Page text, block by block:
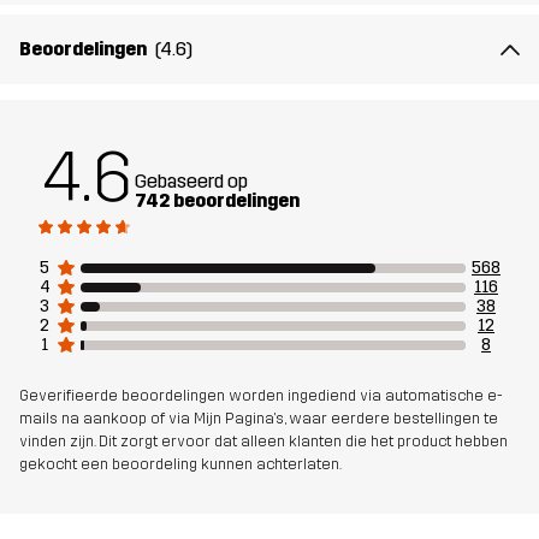
Materiaal 2
Achterkant
Duurzaamheid Bluesign® approved lees hier
voor
Artikelnummer 10331_2243
Beoordelingen (4.6)
4.6 Gebaseerd op
742 beoordelingen
5
568
4
116
3
38
2
12
1
8
Geverifieerde beoordelingen worden ingediend via automatische e-
mails na aankoop of via Mijn Pagina's, waar eerdere bestellingen te
vinden zijn. Dit zorgt ervoor dat alleen klanten die het product hebben
gekocht een beoordeling kunnen achterlaten.